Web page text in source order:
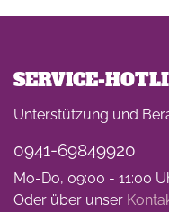
SERVICE-
Unterstützung und
0941-69849920
Mo-Do, 09:00 - 11:00
Oder über unser